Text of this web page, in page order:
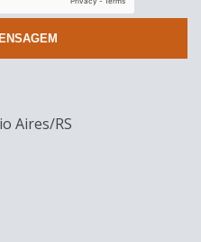
Aires/RS